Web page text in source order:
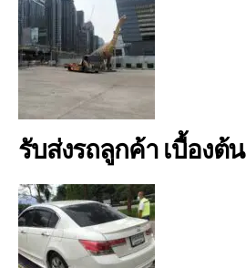
รับส่งรถลูกค้า เบื้องต้น